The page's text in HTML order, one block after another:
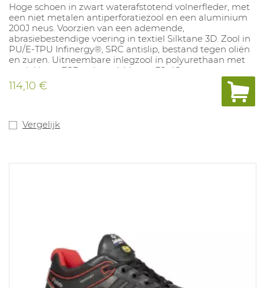
Hoge schoen in zwart waterafstotend volnerfleder, met
een niet metalen antiperforatiezool en een aluminium
200J neus. Voorzien van een ademende,
abrasiebestendige voering in textiel Silktane 3D. Zool in
PU/E-TPU Infinergy®, SRC antislip, bestand tegen oliën
en zuren. Uitneembare inlegzool in polyurethaan met
textiel laag. ESD gekeurd. Maten: 38-48.
114,10 €
Vergelijk